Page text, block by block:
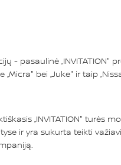
- pasaulinė
„Micra" bei „Juke" ir taip
„INVITATION" turės
ir yra sukurta teikti